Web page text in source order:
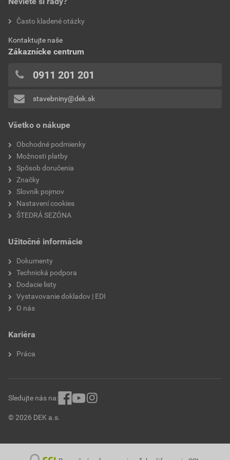
spotreba
hmotnosť 1ks
povrchová úprava
model
hodnotilo 0 užívateľov
Pridávať hodnotenie môže iba prihlásený užívateľ.
Všetko o nákupe
Obchodné podmienky
Možnosti platby
Spôsob doručenia
Značky
Slovník pojmov
Nastavení cookies
ŠTEDRÁ SEZÓNA
Užitočné informácie
Dokumenty
Technická podpora
Dodacie listy
Vystavovanie dokladov | EDI
O nás
Kariéra
Práca
Často kladené otázky
Kontaktujte naše
Zákaznícke centrum
0911 201 201
stavebniny@dek.sk
© 2026 DEK a.s.
Sledujte nás na: